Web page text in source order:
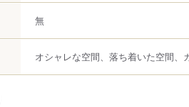
無
オシャレな空間、落ち着いた空間、